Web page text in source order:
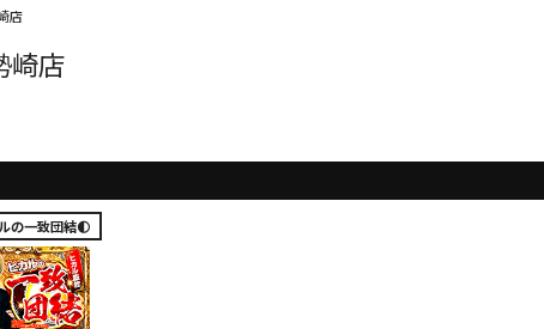
店
崎店
の一致団結🌓